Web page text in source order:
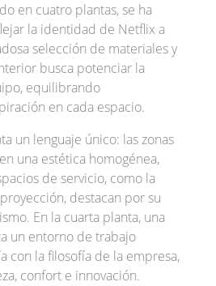
en cuatro plantas, se ha
la identidad de Netflix a
selección de materiales y
busca potenciar la
equilibrando
en cada espacio.
un lenguaje único: las zonas
una estética homogénea,
de servicio, como la
destacan por su
En la cuarta planta, una
un entorno de trabajo
con la filosofía de la empresa,
confort e innovación.